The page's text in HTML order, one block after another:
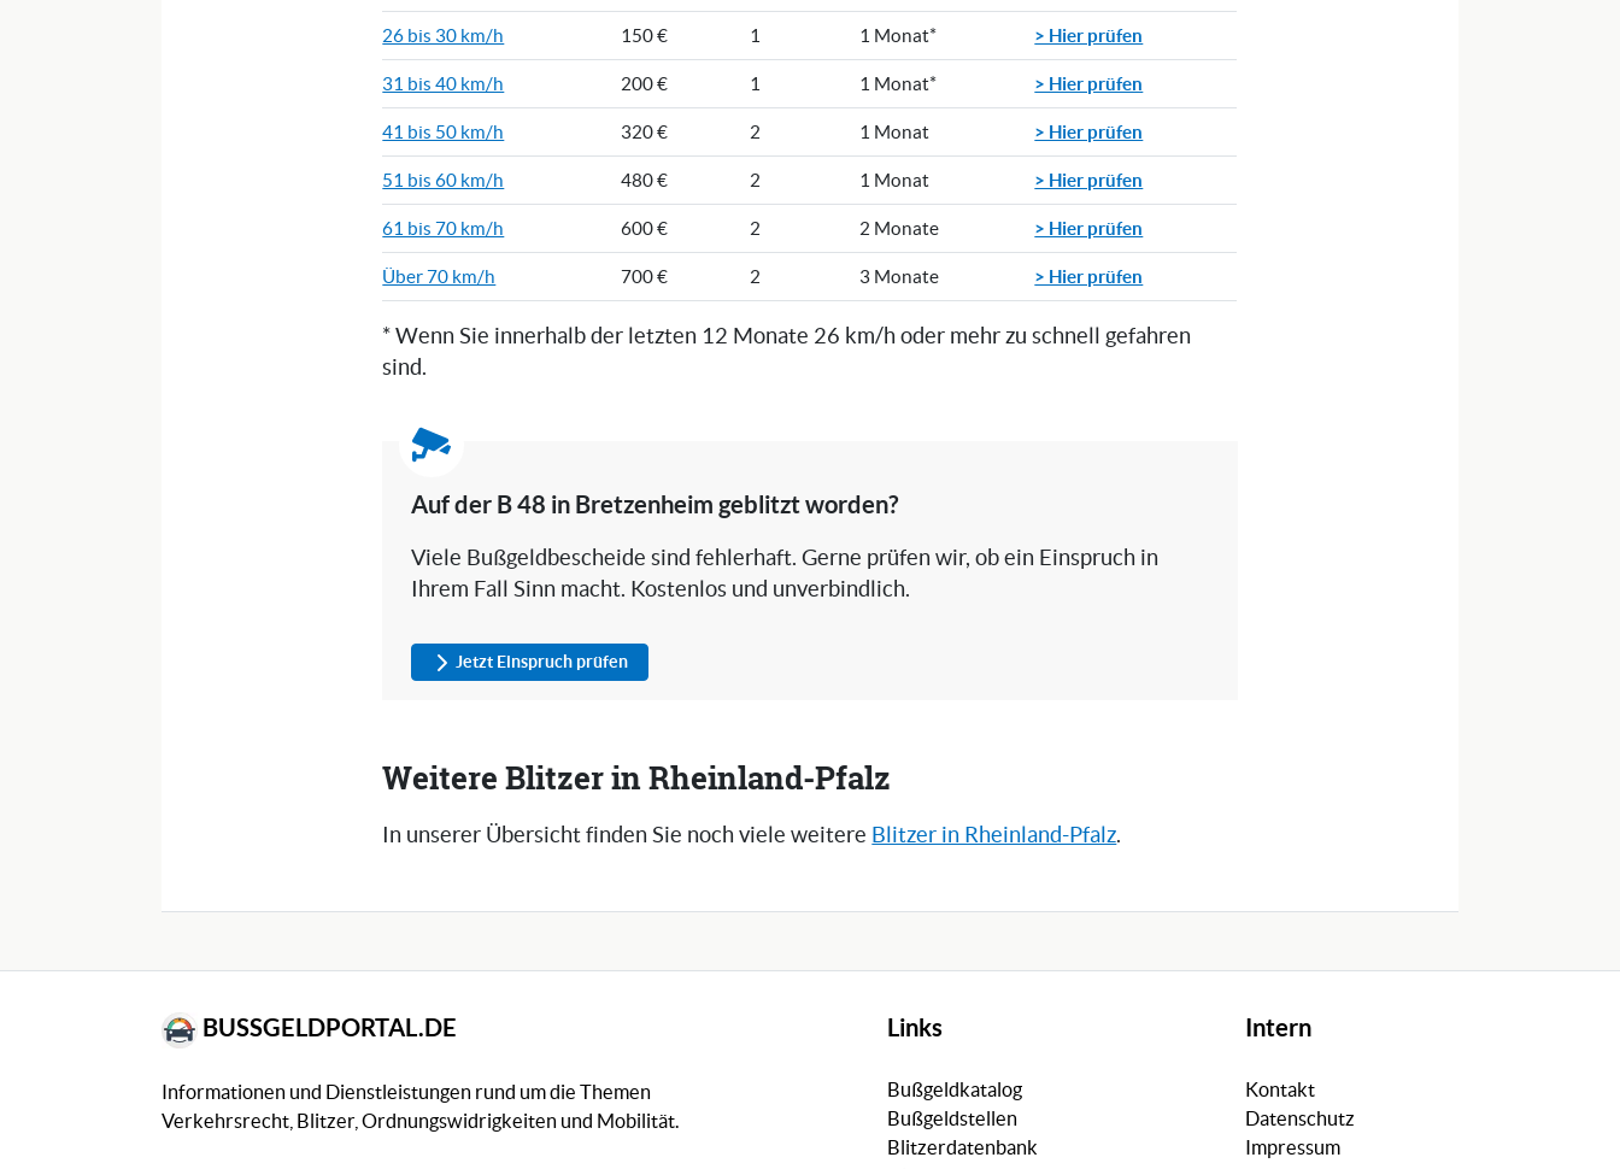
26 bis 30 km/h 150 € 1 1 Monat* > Hier prüfen
31 bis 40 km/h 200 € 1 1 Monat* > Hier prüfen
41 bis 50 km/h 320 € 2 1 Monat > Hier prüfen
51 bis 60 km/h 480 € 2 1 Monat > Hier prüfen
61 bis 70 km/h 600 € 2 2 Monate > Hier prüfen
Über 70 km/h 700 € 2 3 Monate > Hier prüfen
* Wenn Sie innerhalb der letzten 12 Monate 26 km/h oder mehr zu schnell gefahren
sind.
Auf der B 48 in Bretzenheim geblitzt worden?
Viele Bußgeldbescheide sind fehlerhaft. Gerne prüfen wir, ob ein Einspruch in
Ihrem Fall Sinn macht. Kostenlos und unverbindlich.
Jetzt Einspruch prüfen
Weitere Blitzer in Rheinland-Pfalz
In unserer Übersicht finden Sie noch viele weitere Blitzer in Rheinland-Pfalz.
BUSSGELDPORTAL.DE
Informationen und Dienstleistungen rund um die Themen
Verkehrsrecht, Blitzer, Ordnungswidrigkeiten und Mobilität.
Links
Bußgeldkatalog
Bußgeldstellen
Blitzerdatenbank
Intern
Kontakt
Datenschutz
Impressum